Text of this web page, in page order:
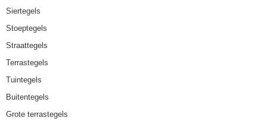
Siertegels
Stoeptegels
Straattegels
Terrastegels
Tuintegels
Buitentegels
Grote terrastegels